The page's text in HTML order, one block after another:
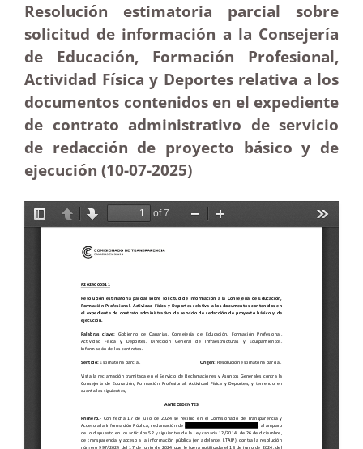
Resolución estimatoria parcial sobre
solicitud de información a la Consejería
de Educación, Formación Profesional,
Actividad Física y Deportes relativa a los
documentos contenidos en el expediente
de contrato administrativo de servicio
de redacción de proyecto básico y de
ejecución (10-07-2025)